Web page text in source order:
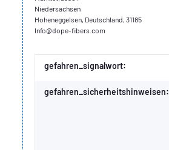
Niedersachsen
Hoheneggelsen, Deutschland, 31185
Info@dope-fibers.com
Produkteigenschaft
Wert
gefahren_signalwort:
gefahren_sicherheitshinweisen: